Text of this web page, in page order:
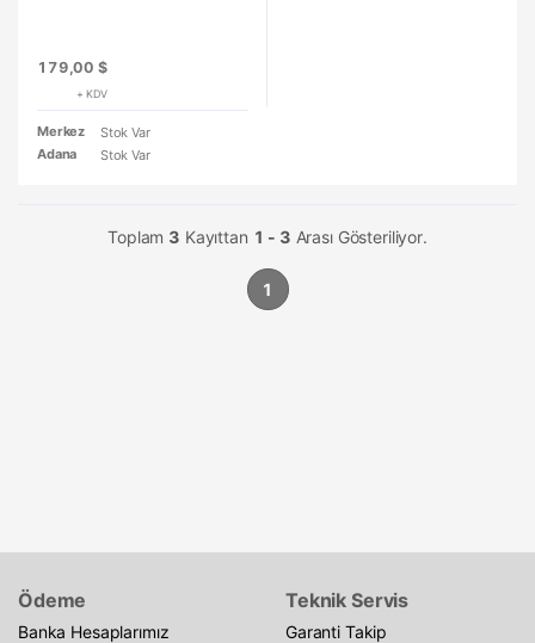
179,00 $
+ KDV
Merkez
Stok Var
Adana
Stok Var
Toplam 3 Kayıttan 1 - 3 Arası Gösteriliyor.
1
Ödeme
Banka Hesaplarımız
Teknik Servis
Garanti Takip